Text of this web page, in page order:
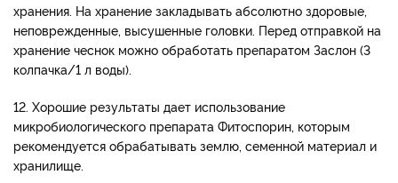
хранения. На хранение закладывать абсолютно здоровые,
неповрежденные, высушенные головки. Перед отправкой на
хранение чеснок можно обработать препаратом Заслон (3
колпачка/1 л воды).
12. Хорошие результаты дает использование
микробиологического препарата Фитоспорин, которым
рекомендуется обрабатывать землю, семенной материал и
хранилище.